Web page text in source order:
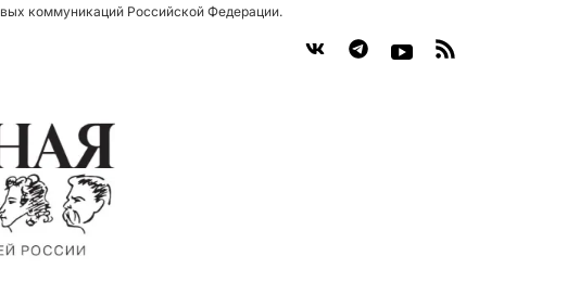
коммуникаций Российской Федерации.